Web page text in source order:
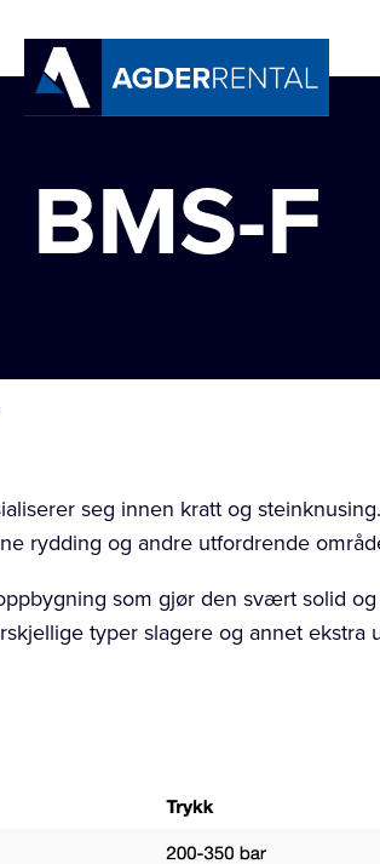
BMS-F
seg innen kratt og steinknusing.
rydding og andre utfordrende
som gjør den svært solid
typer slagere og annet ekstra